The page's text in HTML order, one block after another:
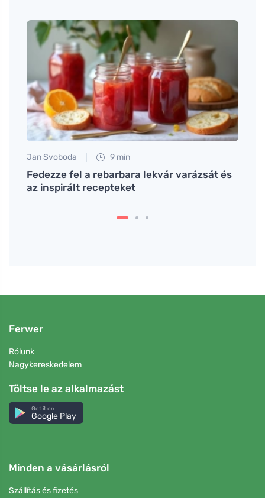
Jan Svoboda 9 min
Fedezze fel a rebarbara lekvár varázsát és
az inspirált recepteket
Ferwer
Rólunk
Nagykereskedelem
Töltse le az alkalmazást
Get it on
Google Play
Minden a vásárlásról
Szállítás és fizetés